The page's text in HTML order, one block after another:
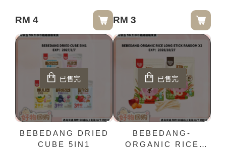
RM 4
BLUBERRY APPLE
WHITE RICE 25G
RM 3
已售完
BEBEDANG DRIED
CUBE 5IN1
已售完
BEBEDANG-
ORGANIC RICE